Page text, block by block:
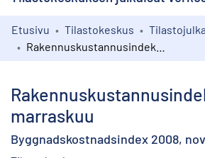
Kokoelmat
Etusivu Tilastokeskus
marraskuu
Byggnadskostnadsindex 2008,